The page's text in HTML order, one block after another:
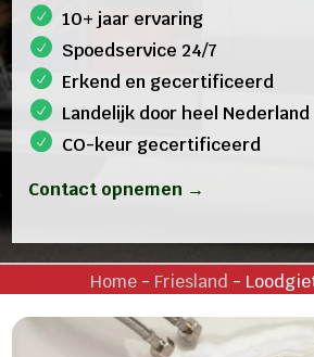
10+ jaar ervaring
Spoedservice 24/7
Erkend en gecertificeerd
Landelijk door heel Nederland
CO-keur gecertificeerd
Contact opnemen →
Home - Friesland -